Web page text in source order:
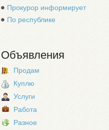
Прокурор информирует
По республике
Объявления
Продам
Куплю
Услуги
Работа
Разное